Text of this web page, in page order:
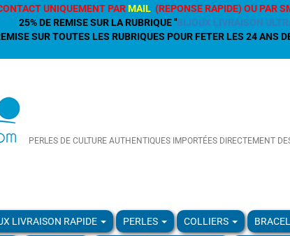
UNIQUEMENT PAR MAIL (REPONSE RAPIDE) OU PAR
25% DE REMISE SUR LA RUBRIQUE "BIJOUX LIVRAISON
SUR TOUTES LES RUBRIQUES POUR FETER LES 24
PERLES DE CULTURE AUTHENTIQUES IMPORTÉES DIRECTEMENT
LIVRAISON RAPIDE PERLES COLLIERS